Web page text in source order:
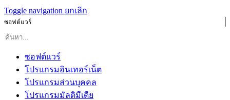
Toggle navigation ยกเลิก
ซอฟต์แวร์
ซอฟต์แวร์
โปรแกรมอินเทอร์เน็ต
โปรแกรมส่วนบุคคล
โปรแกรมมัลติมีเดีย